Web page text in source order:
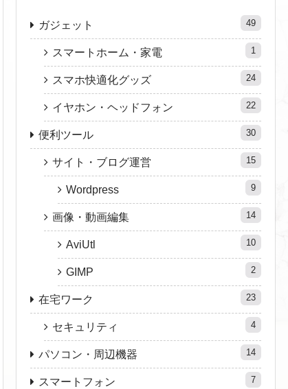
ガジェット 49
スマートホーム・家電 1
スマホ快適化グッズ 24
イヤホン・ヘッドフォン 22
便利ツール 30
サイト・ブログ運営 15
Wordpress 9
画像・動画編集 14
AviUtl 10
GIMP 2
在宅ワーク 23
セキュリティ 4
パソコン・周辺機器 14
スマートフォン 7